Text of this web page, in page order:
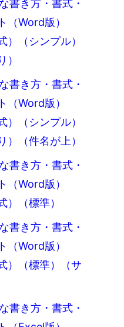
書き方・書式・
（Word版）
）（シンプル）
）
書き方・書式・
（Word版）
）（シンプル）
）（件名が上）
書き方・書式・
（Word版）
）（標準）
書き方・書式・
（Word版）
）（標準）（サ
書き方・書式・